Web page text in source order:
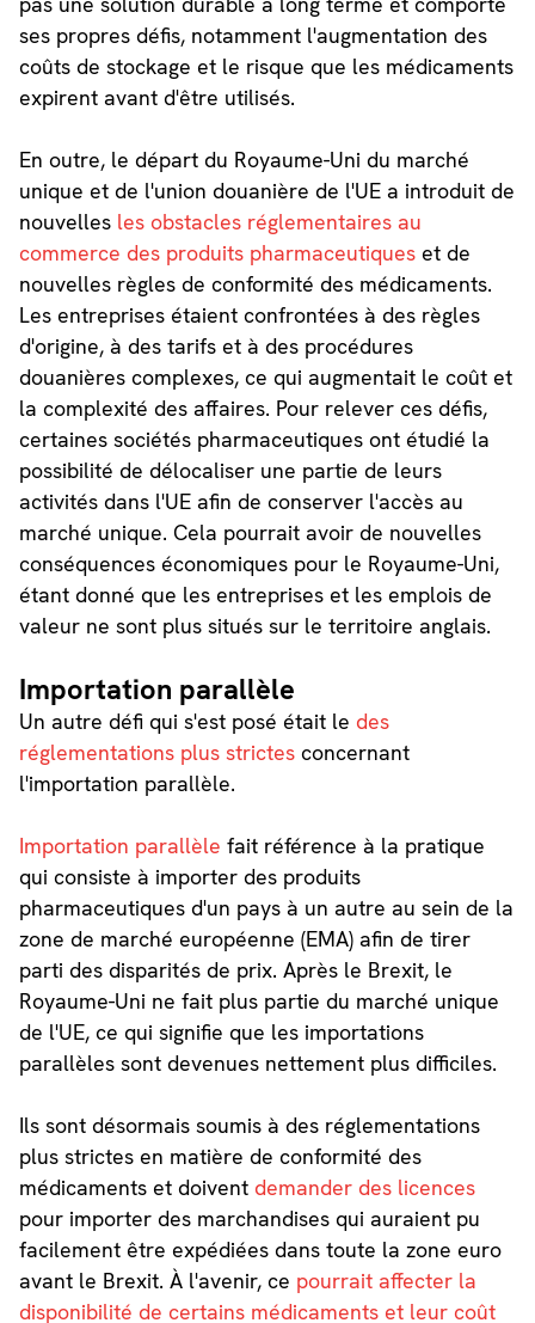
ses propres défis, notamment l'augmentation des
coûts de stockage et le risque que les médicaments
expirent avant d'être utilisés.
En outre, le départ du Royaume-Uni du marché
unique et de l'union douanière de l'UE a introduit de
nouvelles les obstacles réglementaires au
commerce des produits pharmaceutiqueset de
nouvelles règles de conformité des médicaments.
Les entreprises étaient confrontées à des règles
d'origine, à des tarifs et à des procédures
douanières complexes, ce qui augmentait le coût et
la complexité des affaires. Pour relever ces défis,
certaines sociétés pharmaceutiques ont étudié la
possibilité de délocaliser une partie de leurs
activités dans l'UE afin de conserver l'accès au
marché unique. Cela pourrait avoir de nouvelles
conséquences économiques pour le Royaume-Uni,
étant donné que les entreprises et les emplois de
valeur ne sont plus situés sur le territoire anglais.
Importation parallèle
Un autre défi qui s'est posé était le des
réglementations plus strictesconcernant
l'importation parallèle.
Importation parallèle fait référence à la pratique
qui consiste à importer des produits
pharmaceutiques d'un pays à un autre au sein de la
zone de marché européenne (EMA) afin de tirer
parti des disparités de prix. Après le Brexit, le
Royaume-Uni ne fait plus partie du marché unique
de l'UE, ce qui signifie que les importations
parallèles sont devenues nettement plus difficiles.
Ils sont désormais soumis à des réglementations
plus strictes en matière de conformité des
médicaments et doivent demander des licences
pour importer des marchandises qui auraient pu
facilement être expédiées dans toute la zone euro
avant le Brexit. À l'avenir, ce pourrait affecter la
disponibilité de certains médicaments et leur coût